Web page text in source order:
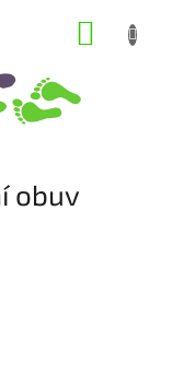
obuv